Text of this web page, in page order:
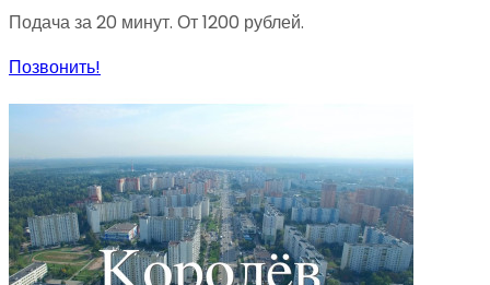
Подача за 20 минут. От 1200 рублей.
Позвонить!